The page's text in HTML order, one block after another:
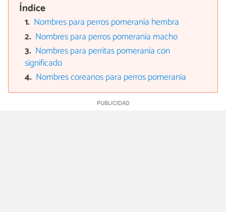
Índice
Nombres para perros pomerania hembra
Nombres para perros pomerania macho
Nombres para perritas pomerania con
significado
Nombres coreanos para perros pomerania